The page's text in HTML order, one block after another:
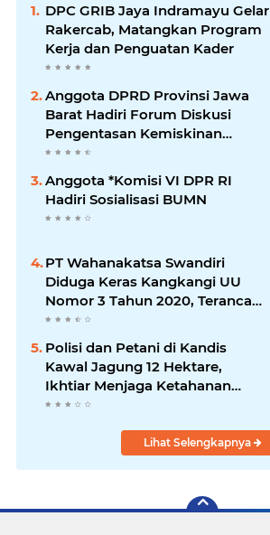
DPC GRIB Jaya Indramayu Gelar
Rakercab, Matangkan Program
Kerja dan Penguatan Kader
Anggota DPRD Provinsi Jawa
Barat Hadiri Forum Diskusi
Pengentasan Kemiskinan
Bersama LPK Trisakti
Anggota *Komisi VI DPR RI
Hadiri Sosialisasi BUMN
PT Wahanakatsa Swandiri
Diduga Keras Kangkangi UU
Nomor 3 Tahun 2020, Terancam
Pidana Dan Denda
Polisi dan Petani di Kandis
Kawal Jagung 12 Hektare,
Ikhtiar Menjaga Ketahanan
Pangan
Lihat Selengkapnya